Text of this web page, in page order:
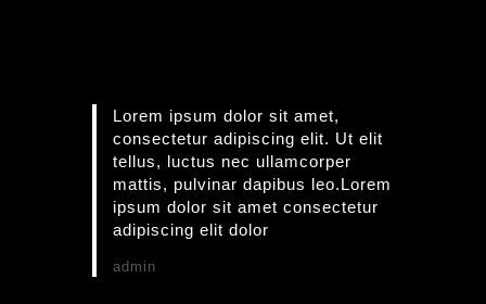
Lorem ipsum dolor sit amet,
consectetur adipiscing elit. Ut elit
tellus, luctus nec ullamcorper
mattis, pulvinar dapibus leo.Lorem
ipsum dolor sit amet consectetur
adipiscing elit dolor
admin